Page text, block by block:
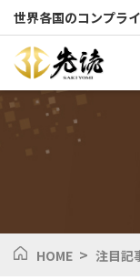
世界各国のコンプラ
HOME > 注目記